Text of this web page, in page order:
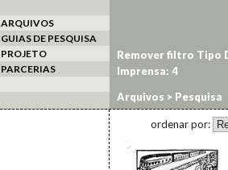
ARQUIVOS
GUIAS DE PESQUISA
PROJETO
PARCERIAS
Arquivos > Pesquisa
Remover filtro Tipo
Imprensa: 4
ordenar por: